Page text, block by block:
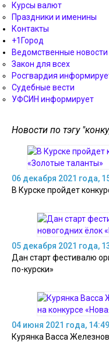
Курсы валют
Праздники и именины
Контакты
+1Город
Ведомственные новости
Закон для всех
Росгвардия
Судебные вести
УФСИН информирует
Новости по тэгу
06 декабря 2021 года,
В Курске пройдет
05 декабря 2021 года,
Дан старт фестивалю
по-курски»
04 июня 2021 года, 14:49
Курянка Васса